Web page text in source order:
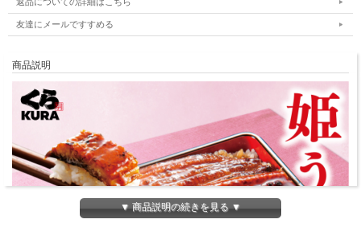
友達にメールですすめる
商品説明
▼ 商品説明の続きを見る ▼